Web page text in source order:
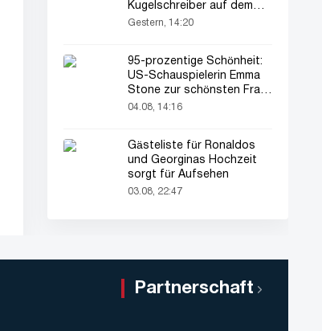
Kugelschreiber auf dem
Pass seines Vaters zieht
Gestern, 14:20
95-prozentige Schönheit:
US-Schauspielerin Emma
Stone zur schönsten Frau
der Welt gekürt
04.08, 14:16
Gästeliste für Ronaldos
und Georginas Hochzeit
sorgt für Aufsehen
03.08, 22:47
Partnerschaft